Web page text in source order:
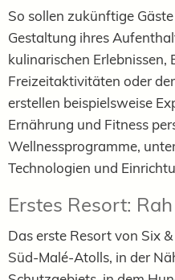
So sollen zukünftige
Gestaltung ihres
kulinarischen Erlebnissen,
Freizeitaktivitäten oder
erstellen beispielsweise
Ernährung und Fitness
Wellnessprogramme,
Technologien und
Erstes Resort:
Das erste Resort von Six
Süd-Malé-Atolls, in der